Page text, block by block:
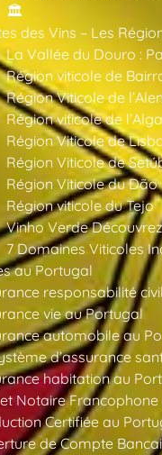
🏛️
des Vins – Les
La Vallée du Douro :
Région viticole de
Région Viticole de
Région viticole de
Région Viticole de
Région Viticole de
Région Viticole du Dão
Région viticole du Tejo
Vinho Verde
7 Domaines Viticoles
au Portugal
responsabilité
vie au Portugal
automobile au
d’assurance
habitation au
Notaire
Certifiée au
de Compte